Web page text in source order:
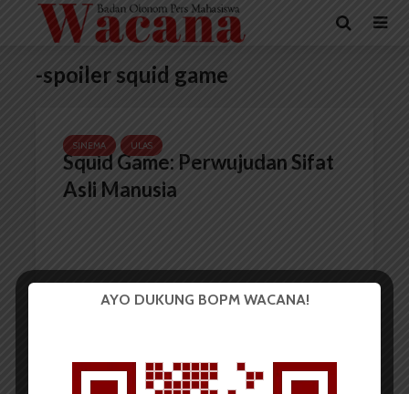
-spoiler squid game
SINEMA ULAS
Squid Game: Perwujudan Sifat
Asli Manusia
AYO DUKUNG BOPM WACANA!